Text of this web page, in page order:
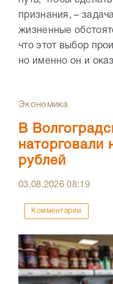
признания, –
жизненные
что этот выбор
но именно он и
Экономика
В
наторговали
рублей
03.08.202608:19
Комментарии